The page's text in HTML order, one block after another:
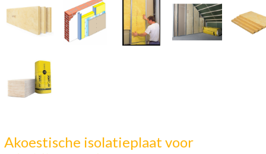
Akoestische isolatieplaat voor